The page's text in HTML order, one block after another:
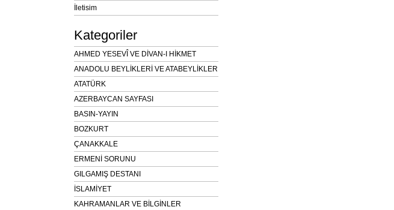
İletisim
Kategoriler
AHMED YESEVÎ VE DİVAN-I HİKMET
ANADOLU BEYLİKLERİ VE ATABEYLİKLER
ATATÜRK
AZERBAYCAN SAYFASI
BASIN-YAYIN
BOZKURT
ÇANAKKALE
ERMENİ SORUNU
GILGAMIŞ DESTANI
İSLAMİYET
KAHRAMANLAR VE BİLGİNLER